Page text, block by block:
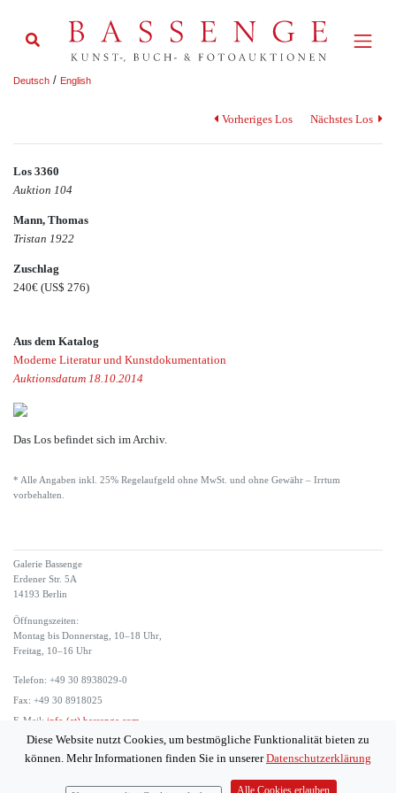
Deutsch / English
Vorheriges Los Nächstes Los
Los 3360
Auktion 104
Mann, Thomas
Tristan 1922
Zuschlag
240€ (US$ 276)
Aus dem Katalog
Moderne Literatur und Kunstdokumentation
Auktionsdatum 18.10.2014
Das Los befindet sich im Archiv.
* Alle Angaben inkl. 25% Regelaufgeld ohne MwSt. und ohne Gewähr – Irrtum
vorbehalten.
Galerie Bassenge
Erdener Str. 5A
14193 Berlin
Öffnungszeiten:
Montag bis Donnerstag, 10–18 Uhr,
Freitag, 10–16 Uhr
Telefon: +49 30 8938029-0
Fax: +49 30 8918025
E-Mail: info (at) bassenge.com
Diese Website nutzt Cookies, um bestmögliche Funktionalität bieten zu
können. Mehr Informationen finden Sie in unsererDatenschutzerklärung